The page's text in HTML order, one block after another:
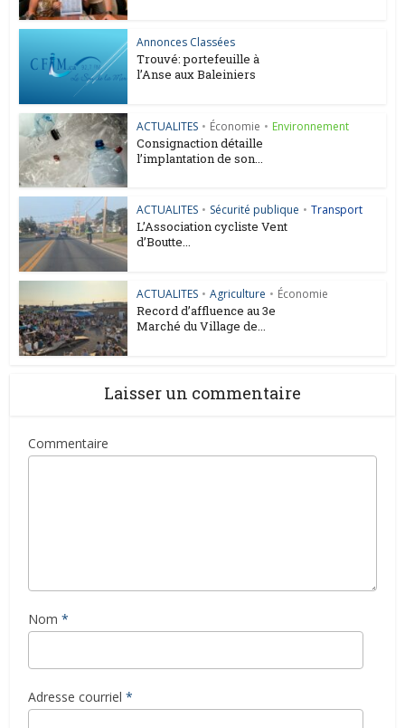
Annonces Classées
Trouvé: portefeuille à
l’Anse aux Baleiniers
ACTUALITES • Économie • Environnement
Consignaction détaille
l’implantation de son...
ACTUALITES • Sécurité publique • Transport
L’Association cycliste Vent
d’Boutte...
ACTUALITES • Agriculture • Économie
Record d’affluence au 3e
Marché du Village de...
Laisser un commentaire
Commentaire
Nom *
Adresse courriel *